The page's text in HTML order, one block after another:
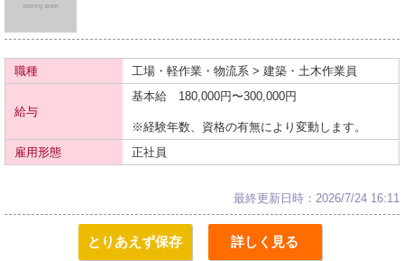
職種 工場・軽作業・物流系 > 建築・土木作業員
給与
基本給 180,000円〜300,000円
※経験年数、資格の有無により変動します。
雇用形態
正社員
最終更新日時：2026/7/24 16:11
とりあえず保存 詳しく見る